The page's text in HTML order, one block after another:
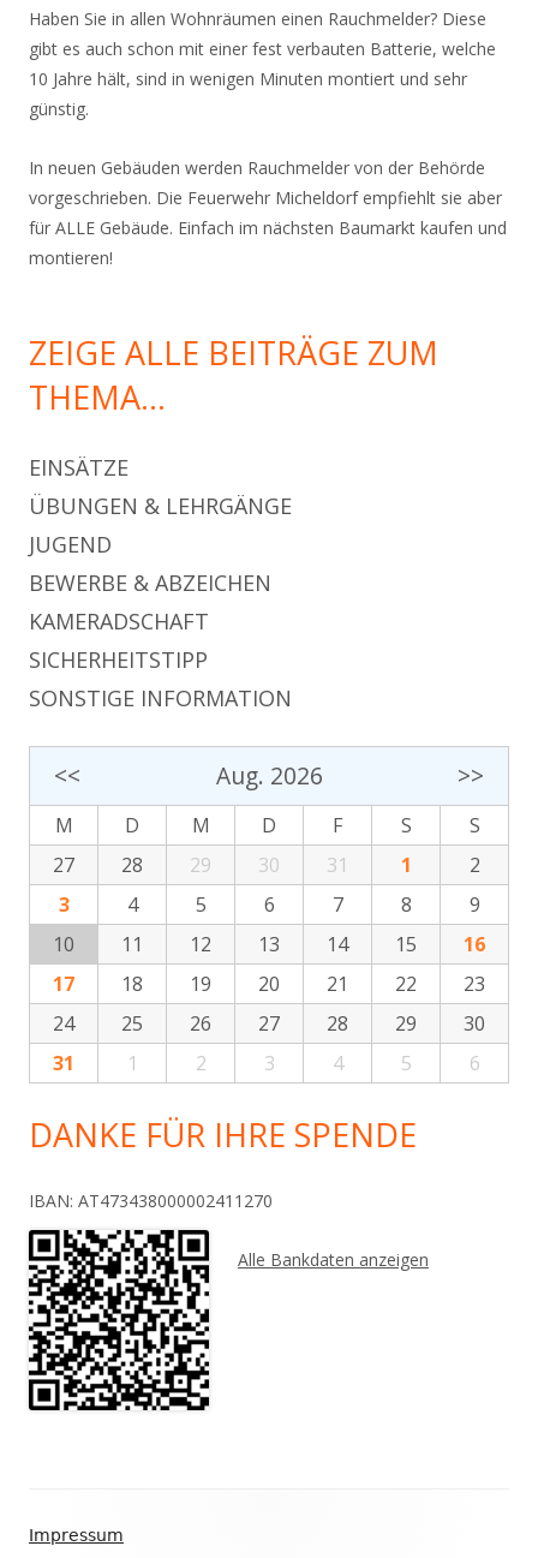
Haben Sie in allen Wohnräumen einen Rauchmelder? Diese
gibt es auch schon mit einer fest verbauten Batterie, welche
10 Jahre hält, sind in wenigen Minuten montiert und sehr
günstig.
In neuen Gebäuden werden Rauchmelder von der Behörde
vorgeschrieben. Die Feuerwehr Micheldorf empfiehlt sie aber
für ALLE Gebäude. Einfach im nächsten Baumarkt kaufen und
montieren!
ZEIGE ALLE BEITRÄGE ZUM
THEMA…
EINSÄTZE
ÜBUNGEN & LEHRGÄNGE
JUGEND
BEWERBE & ABZEICHEN
KAMERADSCHAFT
SICHERHEITSTIPP
SONSTIGE INFORMATION
<< Aug. 2026 >>
M D M D F S
S
27
28 29 30 31 1
2
3
4 5 6 7 8
9
10
11 12 13 14 15
16
17
18 19 20 21 22
23
24
25 26 27 28 29
30
31
1 2 3 4 5 6
DANKE FÜR IHRE SPENDE
IBAN: AT473438000002411270
Alle Bankdaten anzeigen
Inhalt
Impressum